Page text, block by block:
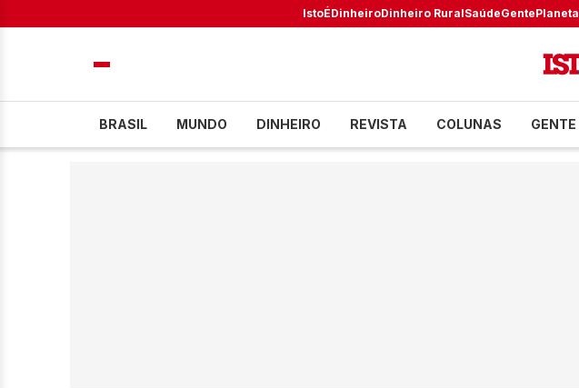
IstoÉDinheiroDinheiro RuralSaúdeGentePlaneta
BRASIL MUNDO DINHEIRO REVISTA COLUNAS GENTE